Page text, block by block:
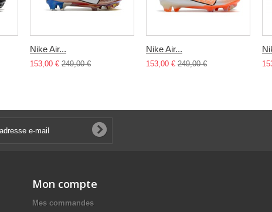
Nike Air...
153,00 € 249,00 €
Nike Air...
153,00 € 249,00 €
Mon compte
Mes commandes